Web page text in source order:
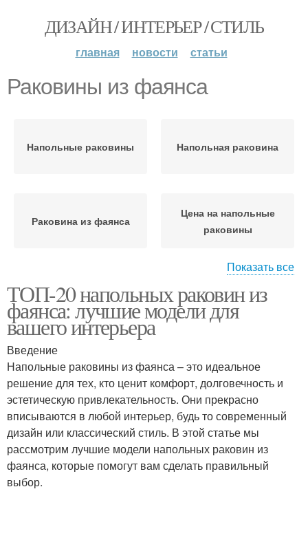
ДИЗАЙН / ИНТЕРЬЕР / СТИЛЬ
главная новости статьи
Раковины из фаянса
Напольные раковины Напольная раковина
Раковина из фаянса
Цена на напольные
раковины
Стоящие раковины
Показать все
ТОП-20 напольных раковин из
фаянса: лучшие модели для
вашего интерьера
Введение
Напольные раковины из фаянса – это идеальное
решение для тех, кто ценит комфорт, долговечность и
эстетическую привлекательность. Они прекрасно
вписываются в любой интерьер, будь то современный
дизайн или классический стиль. В этой статье мы
рассмотрим лучшие модели напольных раковин из
фаянса, которые помогут вам сделать правильный
выбор.